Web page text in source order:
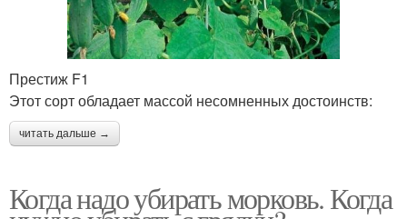
Престиж F1
Этот сорт обладает массой несомненных достоинств:
читать дальше →
Когда надо убирать морковь. Когда